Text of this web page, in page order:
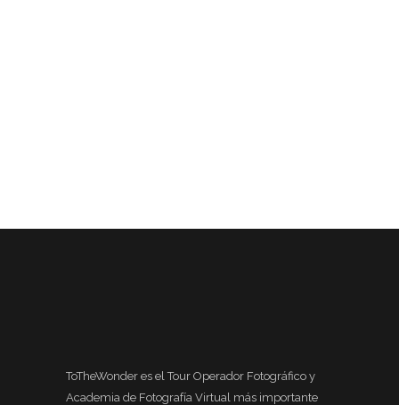
ToTheWonder es el Tour Operador Fotográfico y
Academia de Fotografía Virtual más importante